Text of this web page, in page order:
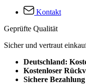
Kontakt
Geprüfte Qualität
Sicher und vertraut
Deutschland:
Kostenloser
Sichere Bezahlung